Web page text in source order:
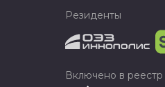
Резиденты
Включено в